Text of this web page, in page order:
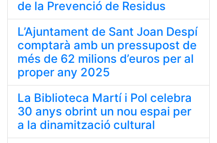
de la Prevenció de Residus
L’Ajuntament de Sant Joan Despí
comptarà amb un pressupost de
més de 62 milions d’euros per al
proper any 2025
La Biblioteca Martí i Pol celebra
30 anys obrint un nou espai per
a la dinamització cultural